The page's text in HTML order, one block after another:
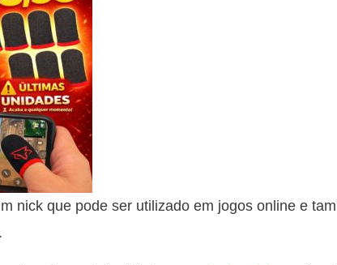
nick que pode ser utilizado em jogos online e